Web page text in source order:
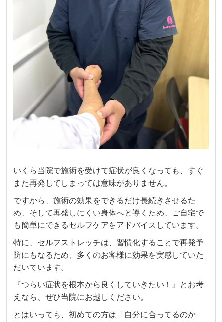
いくら当院で施術を受けて症状が良くなっても、すぐ
また再発してしまっては意味がありません。
ですから、施術の効果をできるだけ長続きさせるた
め、そして再発しにくい身体へと導くため、ご自宅で
も簡単にできるセルフケアをアドバイスしています。
特に、セルフストレッチは、習慣化することで再発予
防にもなるため、多くのお客様に効果を実感していた
だいています。
『つらい症状を根本から良くしていきたい！』とお考
えなら、ぜひ当院にお越しください。
とはいっても、初めての方は「自分に合ってるのか